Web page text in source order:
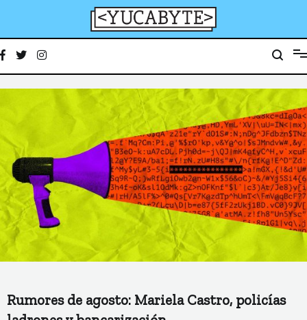
YucaByte
Rumores de agosto: Mariela Castro, policías